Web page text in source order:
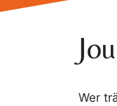
Wer